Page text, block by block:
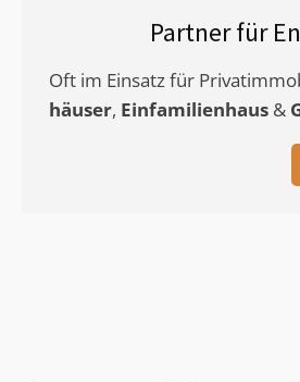
Partner für
Oft im Einsatz für
häuser, Einfamilienhaus &